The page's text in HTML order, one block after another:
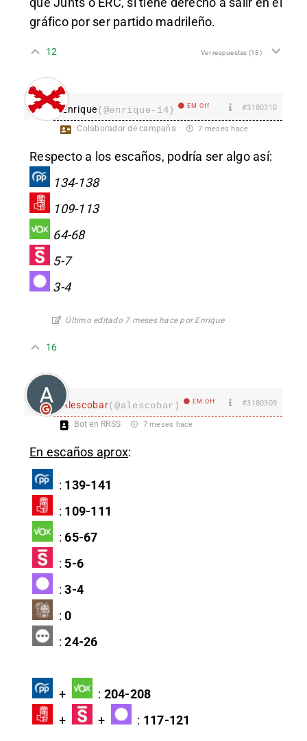
gráfico por ser partido madrileño.
12 Ver respuestas (18)
Enrique(@enrique-14) EM Off #3180310
Colaborador de campaña 7 meses hace
Respecto a los escaños, podría ser algo así:
134-138
109-113
64-68
5-7
3-4
Último editado 7 meses hace por Enrique
16
Alescobar(@alescobar) EM Off #3180309
Bot en RRSS 7 meses hace
En escaños aprox:
: 139-141
: 109-111
:65-67
: 5-6
:3-4
:0
:24-26
+ : 204-208
+
+ : 117-121